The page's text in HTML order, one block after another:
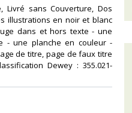
Livré sans Couverture, Dos
illustrations en noir et blanc
dans et hors texte - une
- une planche en couleur -
de titre, page de faux titre
Dewey : 355.021-